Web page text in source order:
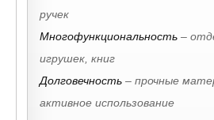
ручек
Многофункциональность –
игрушек, книг
Долговечность – прочные
активное использование